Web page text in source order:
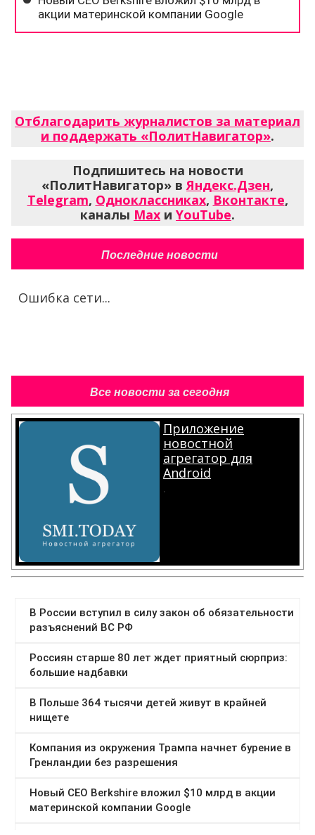
Отблагодарить журналистов за материал
и поддержать «ПолитНавигатор».
Подпишитесь на новости
«ПолитНавигатор» вЯндекс.Дзен,
Telegram, Одноклассниках, Вконтакте,
каналы Max и YouTube.
Последние новости
Ошибка сети...
Все новости за сегодня
Приложение
новостной
агрегатор для
Android
.